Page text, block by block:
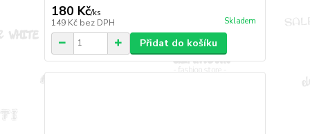
180 Kč/ks
149 Kč bez DPH Skladem
Přidat do košíku